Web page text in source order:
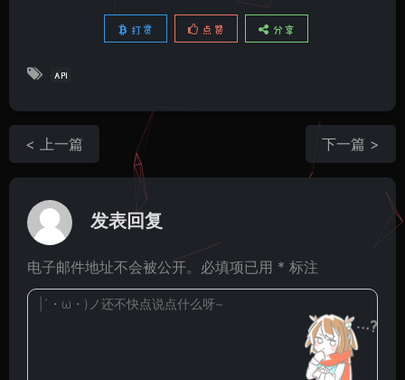
打赏 点赞 分享
API
< 上一篇 下一篇 >
发表回复
电子邮件地址不会被公开。必填项已用 * 标注